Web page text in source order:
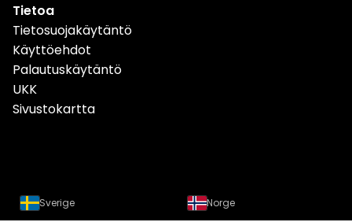
Tietoa
Tietosuojakäytäntö
Käyttöehdot
Palautuskäytäntö
UKK
Sivustokartta
Sverige Norge